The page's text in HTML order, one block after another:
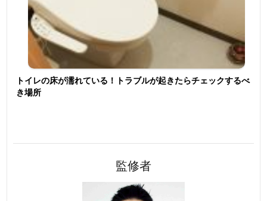
トイレの床が濡れている！トラブルが起きたらチェックするべ
き場所
監修者